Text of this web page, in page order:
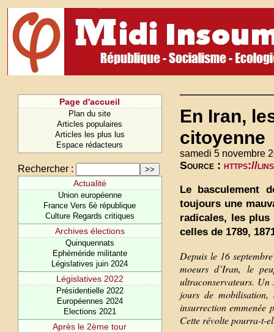
Page d'accueil
Plan du site
Articles populaires
Articles les plus lus
Espace rédacteurs
Rechercher :
Actualité
Union européenne
France Vers 6è république
Culture Regards critiques
Archives élections
Quinquennats
Ephéméride militante
Législatives juin 2024
Législatives 2022
Présidentielle 2022
Européennes 2024
Elections 2021
Après le 2ème tour
En Iran,
citoyenne
samedi 5 novembre
Source : https://
Le basculement
toujours une
radicales, les plus
celles de 1789,
Depuis le 16
moeurs d’Iran, le
ultraconservateurs. Un
jours de mobilisation,
insurrection emmenée
Cette révolte pourra-t-